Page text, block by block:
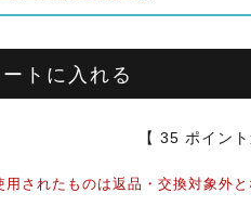
トに入れる
【 35 ポイント
されたものは返品・交換対象外と